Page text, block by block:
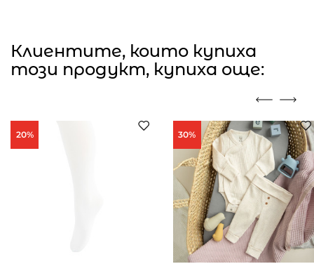
Клиентите, които купиха
този продукт, купиха още:
20% 30%